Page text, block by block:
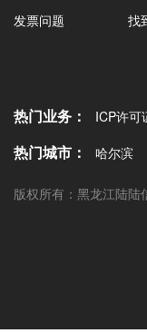
发票问题
找
热门业务： ICP许可
热门城市： 哈尔滨
版权所有：黑龙江陆陆